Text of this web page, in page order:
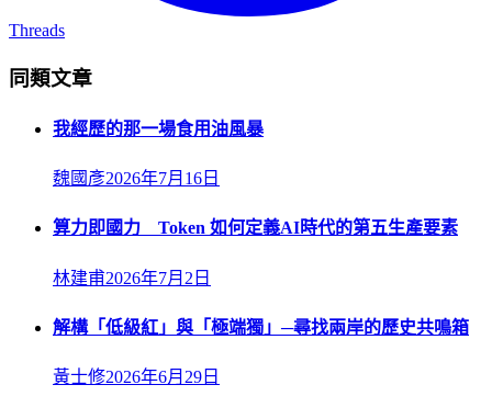
Threads
同類文章
我經歷的那一場食用油風暴
魏國彥2026年7月16日
算力即國力 Token 如何定義AI時代的第五生產要素
林建甫2026年7月2日
解構「低級紅」與「極端獨」─尋找兩岸的歷史共鳴箱
黃士修2026年6月29日